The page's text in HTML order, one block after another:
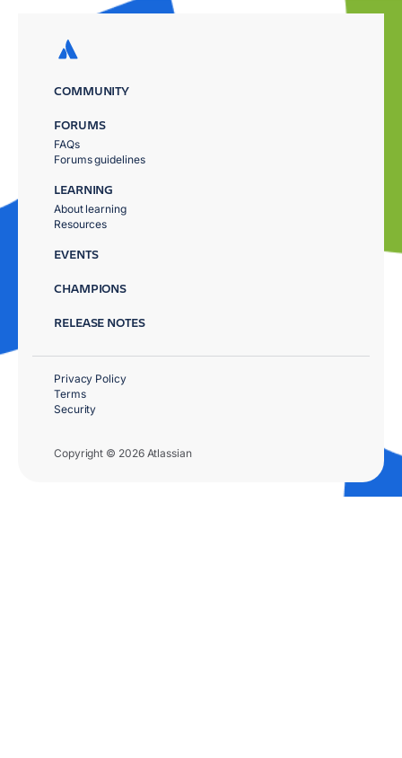
COMMUNITY
FORUMS
FAQs
Forums guidelines
LEARNING
About learning
Resources
EVENTS
CHAMPIONS
RELEASE NOTES
Copyright © 2026 Atlassian
Privacy Policy
Terms
Security